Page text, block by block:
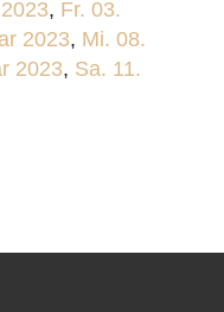
, Fr. 03.
2023, Mi. 08.
2023, Sa. 11.